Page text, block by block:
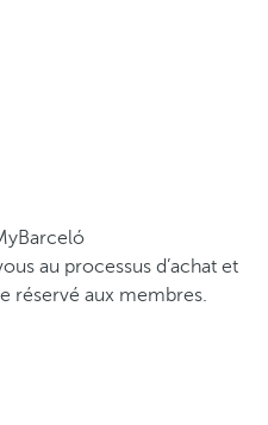
au processus d’achat et
réservé aux membres.